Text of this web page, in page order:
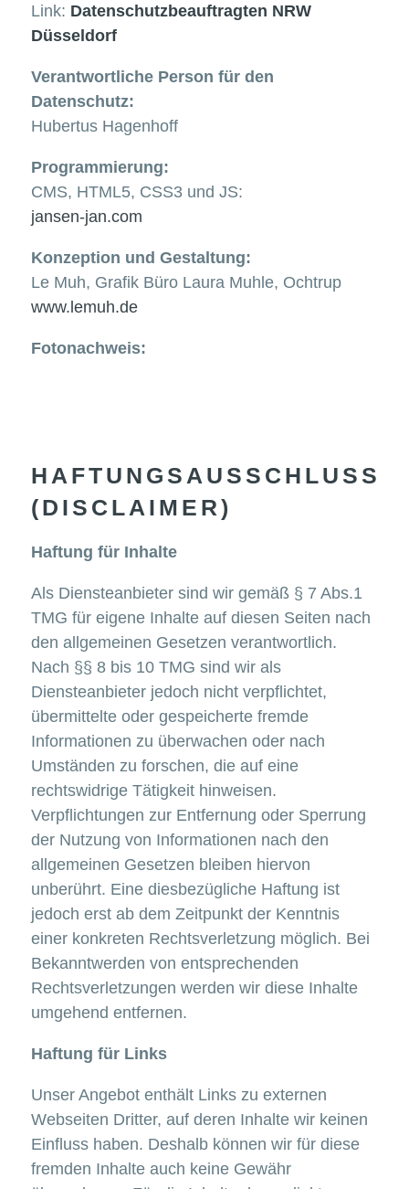
Link: Datenschutzbeauftragten NRW
Düsseldorf
Verantwortliche Person für den
Datenschutz:
Hubertus Hagenhoff
Programmierung:
CMS, HTML5, CSS3 und JS:
jansen-jan.com
Konzeption und Gestaltung:
Le Muh, Grafik Büro Laura Muhle, Ochtrup
www.lemuh.de
Fotonachweis:
HAFTUNGSAUSSCHLUSS
(DISCLAIMER)
Haftung für Inhalte
Als Diensteanbieter sind wir gemäß § 7 Abs.1
TMG für eigene Inhalte auf diesen Seiten nach
den allgemeinen Gesetzen verantwortlich.
Nach §§ 8 bis 10 TMG sind wir als
Diensteanbieter jedoch nicht verpflichtet,
übermittelte oder gespeicherte fremde
Informationen zu überwachen oder nach
Umständen zu forschen, die auf eine
rechtswidrige Tätigkeit hinweisen.
Verpflichtungen zur Entfernung oder Sperrung
der Nutzung von Informationen nach den
allgemeinen Gesetzen bleiben hiervon
unberührt. Eine diesbezügliche Haftung ist
jedoch erst ab dem Zeitpunkt der Kenntnis
einer konkreten Rechtsverletzung möglich. Bei
Bekanntwerden von entsprechenden
Rechtsverletzungen werden wir diese Inhalte
umgehend entfernen.
Haftung für Links
Unser Angebot enthält Links zu externen
Webseiten Dritter, auf deren Inhalte wir keinen
Einfluss haben. Deshalb können wir für diese
fremden Inhalte auch keine Gewähr